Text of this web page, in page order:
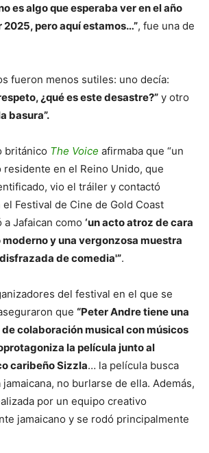
es algo que esperaba ver en el año
2025, pero aquí estamos…”, fue una de
fueron menos sutiles: uno decía:
¿qué es este desastre?” y otro
basura”.
británico The Voice afirmaba que “un
residente en el Reino Unido, que
vio el tráiler y contactó
Festival de Cine de Gold Coast
a Jafaican como ‘un acto atroz de cara
y una vergonzosa muestra
de comedia'”.
del festival en el que se
que “Peter Andre tiene una
colaboración musical con músicos
la película junto al
caribeño Sizzla… la película busca
no burlarse de ella. Además,
por un equipo creativo
jamaicano y se rodó principalmente